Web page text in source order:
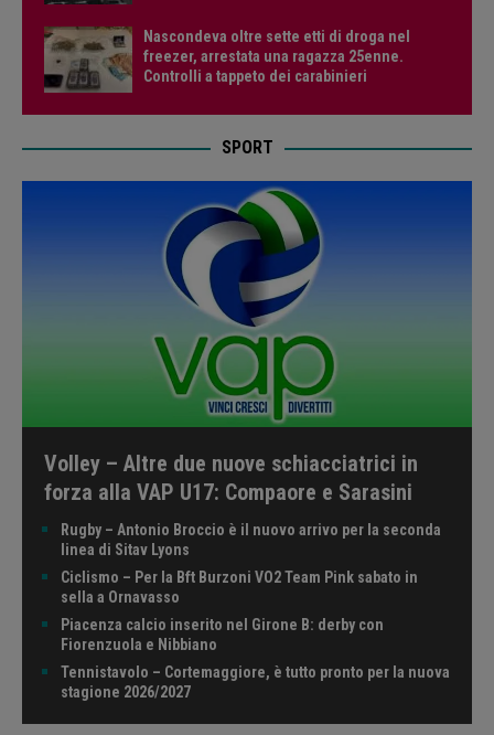
Nascondeva oltre sette etti di droga nel
freezer, arrestata una ragazza 25enne.
Controlli a tappeto dei carabinieri
SPORT
Volley – Altre due nuove schiacciatrici in
forza alla VAP U17: Compaore e Sarasini
Rugby – Antonio Broccio è il nuovo arrivo per la seconda
linea di Sitav Lyons
Ciclismo – Per la Bft Burzoni VO2 Team Pink sabato in
sella a Ornavasso
Piacenza calcio inserito nel Girone B: derby con
Fiorenzuola e Nibbiano
Tennistavolo – Cortemaggiore, è tutto pronto per la nuova
stagione 2026/2027